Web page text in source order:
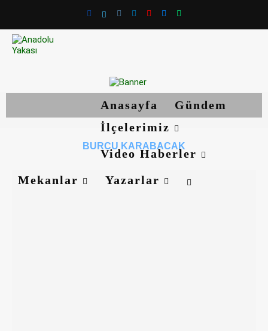
Anasayfa
Gündem
İlçelerimiz
Video Haberler
Mekanlar
Yazarlar
BURCU KARABACAK